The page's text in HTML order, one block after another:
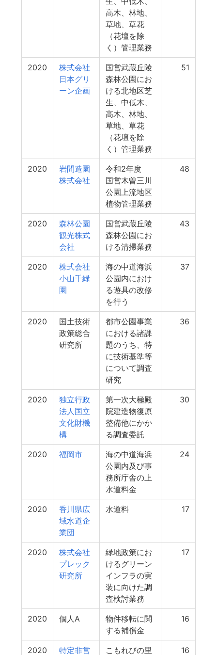
高木、林地、
草地、草花
（花壇を除
く）管理業務
2020
株式会社
日本グリ
ーン企画
国営武蔵丘陵
森林公園にお
ける北地区芝
生、中低木、
高木、林地、
草地、草花
（花壇を除
く）管理業務
51
2020
岩間造園
株式会社
令和2年度
国営木曽三川
公園上流地区
植物管理業務
48
2020
森林公園
観光株式
会社
国営武蔵丘陵
森林公園にお
ける清掃業務
43
2020
株式会社
小山千緑
園
海の中道海浜
公園内におけ
る遊具の改修
を行う
37
2020
国土技術
政策総合
研究所
都市公園事業
における諸課
題のうち、特
に技術基準等
について調査
研究
36
2020
独立行政
法人国立
文化財機
構
第一次大極殿
院建造物復原
整備他にかか
る調査委託
30
2020 福岡市
海の中道海浜
公園内及び事
務所庁舎の上
水道料金
24
2020
香川県広
域水道企
業団
水道料 17
2020
株式会社
プレック
研究所
緑地政策にお
けるグリーン
インフラの実
装に向けた調
査検討業務
17
2020 個人A
物件移転に関
する補償金
16
2020
特定非営
こもれびの里
16